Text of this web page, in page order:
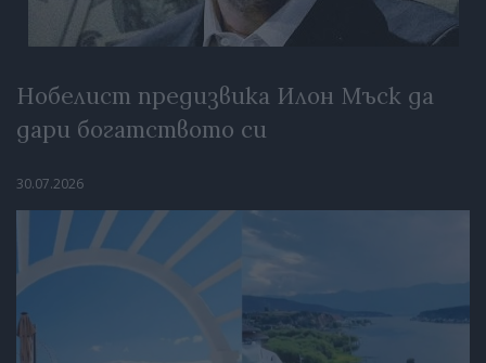
Нобелист предизвика Илон Мъск да
дари богатството си
30.07.2026